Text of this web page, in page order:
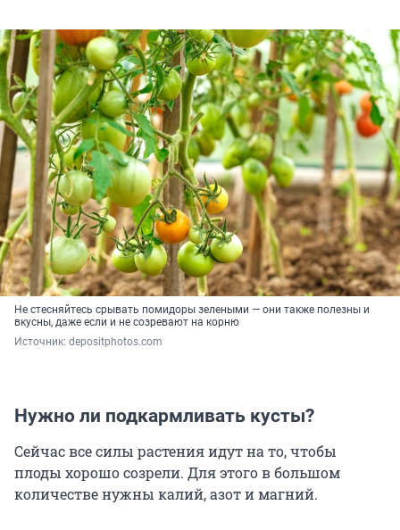
Не стесняйтесь срывать помидоры зелеными — они также полезны и
вкусны, даже если и не созревают на корню
Источник: depositphotos.com
Нужно ли подкармливать кусты?
Сейчас все силы растения идут на то, чтобы
плоды хорошо созрели. Для этого в большом
количестве нужны калий, азот и магний.